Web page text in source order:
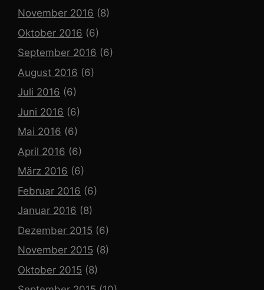
November 2016 (8)
Oktober 2016 (6)
September 2016 (6)
August 2016 (6)
Juli 2016 (6)
Juni 2016 (6)
Mai 2016 (6)
April 2016 (6)
März 2016 (6)
Februar 2016 (6)
Januar 2016 (8)
Dezember 2015 (6)
November 2015 (8)
Oktober 2015 (8)